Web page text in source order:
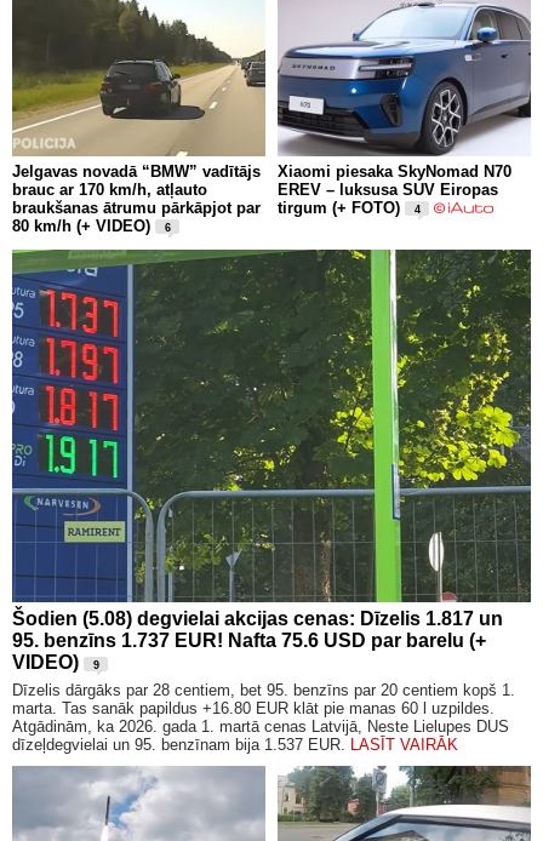
Jelgavas novadā “BMW” vadītājs
brauc ar 170 km/h, atļauto
braukšanas ātrumu pārkāpjot par
80 km/h (+ VIDEO)
6
Xiaomi piesaka SkyNomad N70
EREV – luksusa SUV Eiropas
tirgum (+ FOTO)
4
Šodien (5.08) degvielai akcijas cenas: Dīzelis 1.817 un
95. benzīns 1.737 EUR! Nafta 75.6 USD par barelu (+
VIDEO)
9
Dīzelis dārgāks par 28 centiem, bet 95. benzīns par 20 centiem kopš 1.
marta. Tas sanāk papildus +16.80 EUR klāt pie manas 60 l uzpildes.
Atgādinām, ka 2026. gada 1. martā cenas Latvijā, Neste Lielupes DUS
dīzeļdegvielai un 95. benzīnam bija 1.537 EUR. LASĪT VAIRĀK